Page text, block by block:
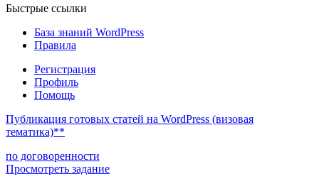
Быстрые ссылки
База знаний WordPress
Правила
Регистрация
Профиль
Помощь
Публикация готовых статей на WordPress (визовая
тематика)**
по договоренности
Просмотреть задание